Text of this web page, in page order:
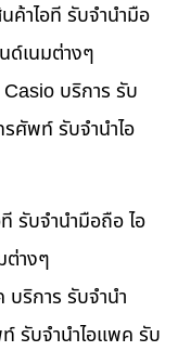
ค้าไอที รับจำนำมือ
ด์เนมต่างๆ
บริการ รับ
ศัพท์ รับจำนำไอ
รับจำนำมือถือ ไอ
ต่างๆ
ริการ รับจำนำ
รับจำนำไอแพค รับ